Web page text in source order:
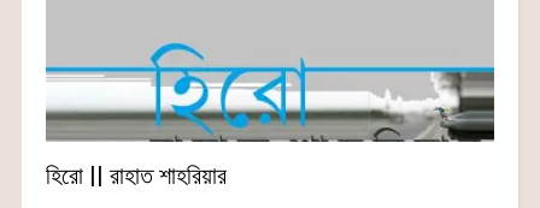
হিরো || রাহাত শাহরিয়ার